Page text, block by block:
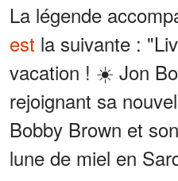
La légende
est la suivante :
vacation ! ☀️ Jon
rejoignant sa
Bobby Brown et
lune de miel en